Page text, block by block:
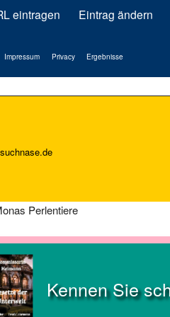
eintragen Eintrag ändern
Impressum Privacy Ergebnisse
Perlentiere
Kennen Sie